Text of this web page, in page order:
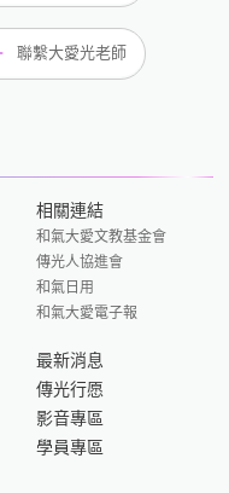
聯繫大愛光老師
相關連結
和氣大愛文教基金會
傳光人協進會
和氣日用
和氣大愛電子報
最新消息
傳光行愿
影音專區
學員專區